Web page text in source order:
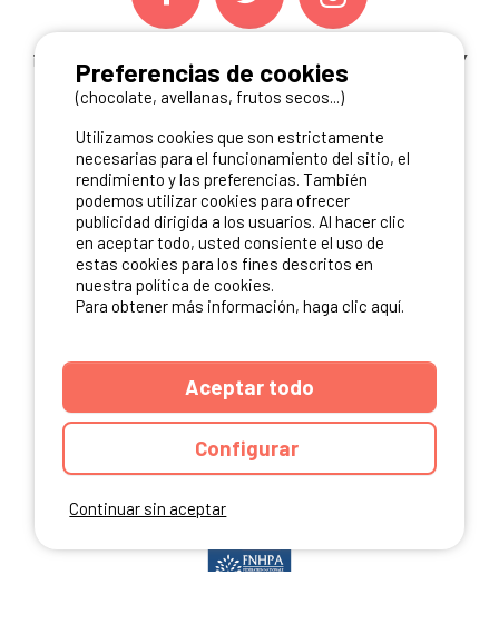
¡ Y NO TE PIERDAS NUESTRAS
OFERTAS, CONCURSOS Y
NOVEDADESINSCRIBIÉNDOTE A NUESTRA
ME INSCRIBO
NUESTROS PARTNERS
Continuar sin aceptar
Preferencias de cookies
(chocolate, avellanas, frutos secos...)
Utilizamos cookies que son estrictamente
necesarias para el funcionamiento del sitio, el
rendimiento y las preferencias. También
podemos utilizar cookies para ofrecer
publicidad dirigida a los usuarios. Al hacer clic
en aceptar todo, usted consiente el uso de
estas cookies para los fines descritos en
nuestra política de cookies.
Para obtener más información, haga clic aquí.
Aceptar todo
Configurar